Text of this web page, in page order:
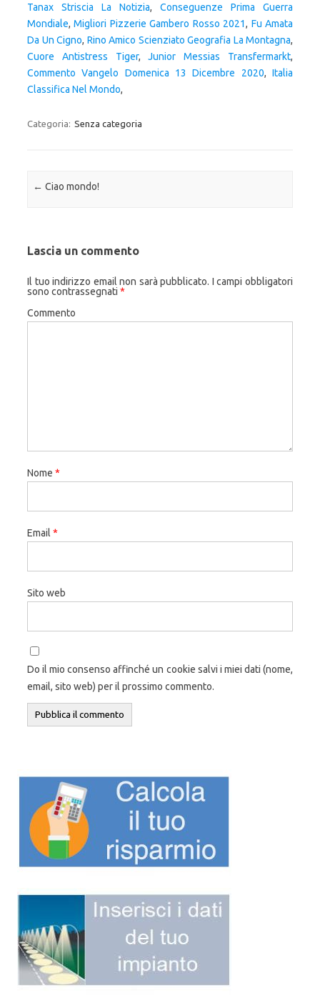
Tanax Striscia La Notizia, Conseguenze Prima Guerra
Mondiale,Migliori Pizzerie Gambero Rosso 2021, Fu Amata
Da Un Cigno, Rino Amico Scienziato Geografia La Montagna,
Cuore Antistress Tiger,Junior Messias Transfermarkt,
Commento Vangelo Domenica 13 Dicembre 2020,Italia
Classifica Nel Mondo,
Categoria: Senza categoria
Navigazione articolo
← Ciao mondo!
Lascia un commento
Il tuo indirizzo email non sarà pubblicato. I campi obbligatori
sono contrassegnati *
Commento
Nome *
Email *
Sito web
Do il mio consenso affinché un cookie salvi i miei dati (nome,
email, sito web) per il prossimo commento.